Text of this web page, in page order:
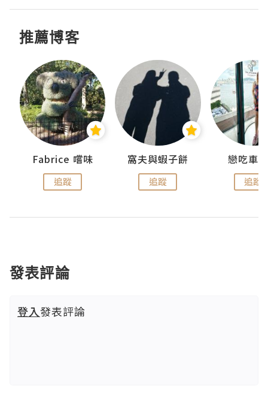
推薦博客
Fabrice 嚐味
追蹤
窩夫與蝦子餅
追蹤
戀吃車
追蹤
發表評論
登入發表評論